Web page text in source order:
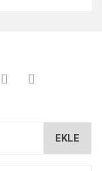
EKLE